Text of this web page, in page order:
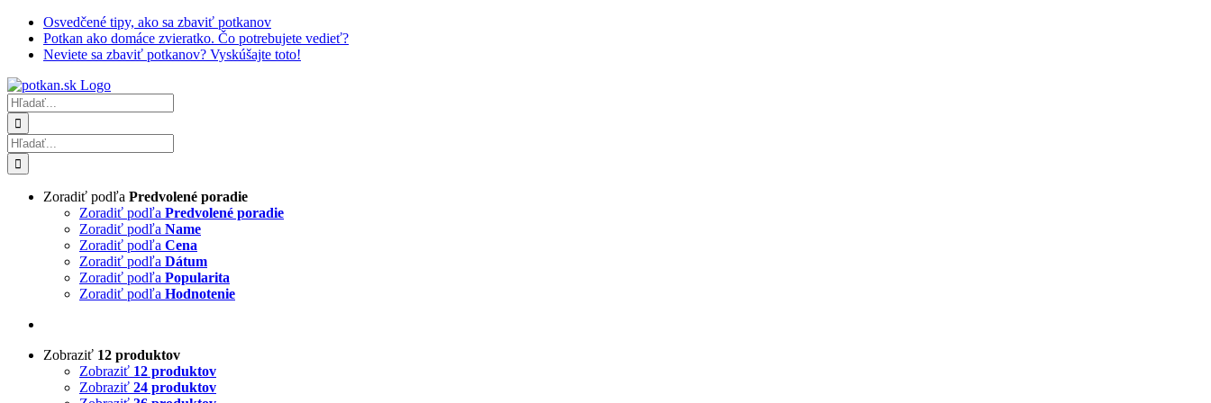
Skip
content
Osvedčené tipy, ako sa zbaviť potkanov
Potkan ako domáce zvieratko. Čo potrebujete vedieť?
Neviete sa zbaviť potkanov? Vyskúšajte toto!
Hľadať:
Hľadať:
Zoradiť podľa Predvolené poradie
Zoradiť podľa Predvolené poradie
Zoradiť podľa Name
Zoradiť podľa Cena
Zoradiť podľa Dátum
Zoradiť podľa Popularita
Zoradiť podľa Hodnotenie
Zobraziť 12 produktov
Zobraziť 12 produktov
Zobraziť 24 produktov